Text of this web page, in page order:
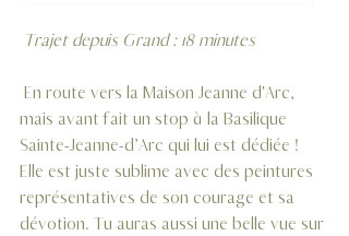
Trajet depuis Grand : 18 minutes
mais avant fait un stop à la Basilique
Sainte-Jeanne-d’Arc qui lui est dédiée !
Elle est juste sublime avec des peintures
représentatives de son courage et sa
dévotion. Tu auras aussi une belle vue sur